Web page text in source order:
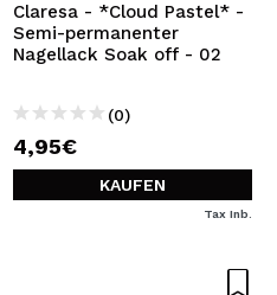
Claresa - *Cloud Pastel* -
Semi-permanenter
Nagellack Soak off - 02
(0)
4,95€
KAUFEN
Tax Inb.